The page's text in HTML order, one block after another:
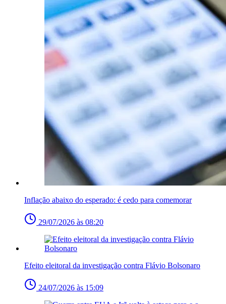
Inflação abaixo do esperado: é cedo para comemorar
29/07/2026 às 08:20
Efeito eleitoral da investigação contra Flávio Bolsonaro
24/07/2026 às 15:09